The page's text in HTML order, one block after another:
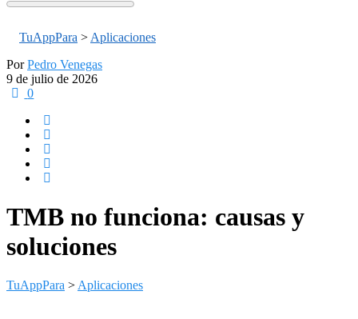
TuAppPara > Aplicaciones
PorPedro Venegas
9 de julio de 2026
0
TMB no funciona: causas y
soluciones
TuAppPara > Aplicaciones